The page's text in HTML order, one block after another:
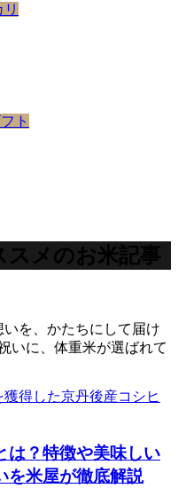
ト
スメのお米記事
を、かたちにして届け
いに、体重米が選ばれて
は？特徴や美味しい
を米屋が徹底解説